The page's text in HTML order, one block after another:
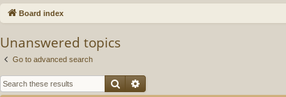
ck
ks
Board index
Unanswered topics
Go to advanced search
Search